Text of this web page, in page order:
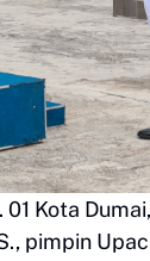
Kota
pimpin